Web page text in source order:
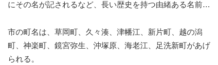
にその名が記されるなど、長い歴史を持つ由緒ある名前…
市の町名は、草岡町、久々湊、津幡江、新片町、越の潟
町、神楽町、鏡宮弥生、沖塚原、海老江、足洗新町があげ
られる。